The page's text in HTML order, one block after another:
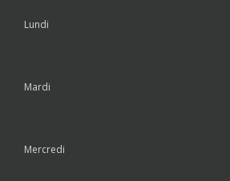
Lundi
Mardi
Mercredi